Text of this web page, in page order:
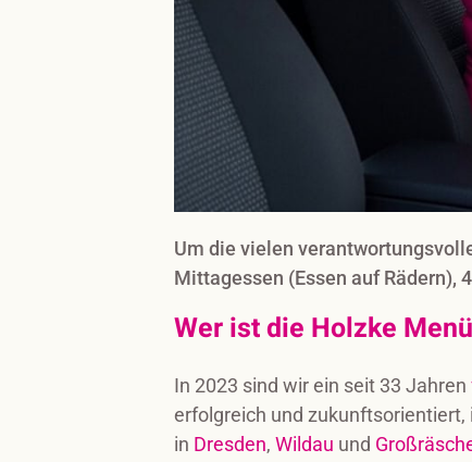
Um die vielen
Mittagessen (Essen auf Rädern),
Wer ist die Holzke
In 2023 sind wir ein seit 33 Jahren
erfolgreich und
in Dresden, Wildau und